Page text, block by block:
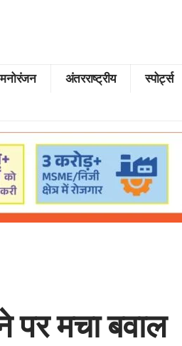
मनोरंजन अंतरराष्ट्रीय स्पोर्ट्स
पर मचा बवाल